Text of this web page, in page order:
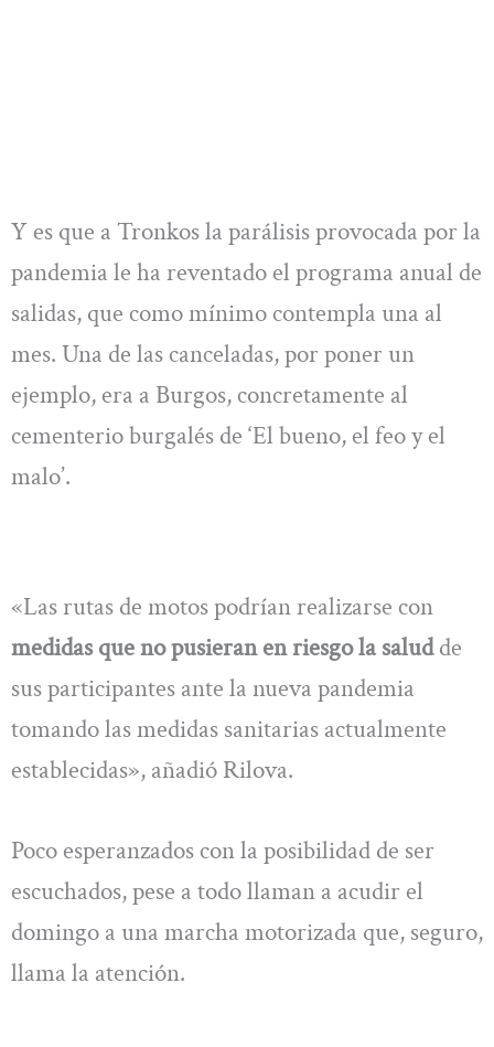
Y es que a Tronkos la parálisis provocada por la
pandemia le ha reventado el programa anual de
salidas, que como mínimo contempla una al
mes. Una de las canceladas, por poner un
ejemplo, era a Burgos, concretamente al
cementerio burgalés de ‘El bueno, el feo y el
malo’.
«Las rutas de motos podrían realizarse con
medidas que no pusieran en riesgo la saludde
sus participantes ante la nueva pandemia
tomando las medidas sanitarias actualmente
establecidas», añadió Rilova.
Poco esperanzados con la posibilidad de ser
escuchados, pese a todo llaman a acudir el
domingo a una marcha motorizada que, seguro,
llama la atención.